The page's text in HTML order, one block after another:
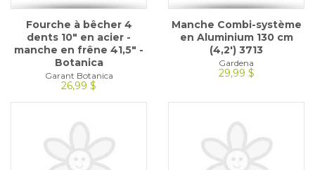
Fourche à bêcher 4
dents 10" en acier -
manche en frêne 41,5" -
Botanica
Garant Botanica
26,99 $
Manche Combi-système
en Aluminium 130 cm
(4,2') 3713
Gardena
29,99 $